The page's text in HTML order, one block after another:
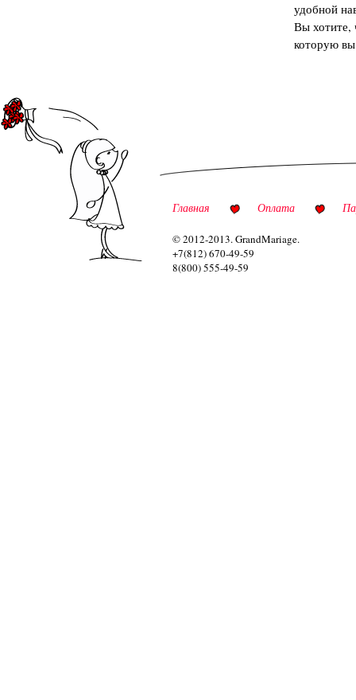
удобной
Вы хотите,
которую
Главная Оплата
© 2012-2013. GrandMariage.
+7(812) 670-49-59
8(800) 555-49-59